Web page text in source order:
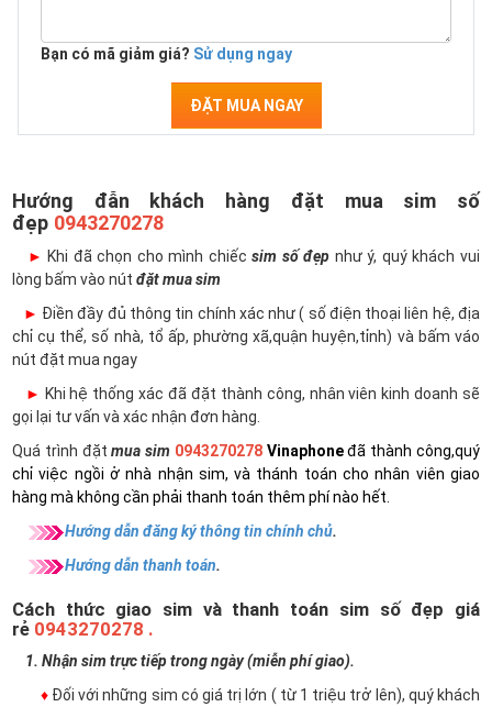
Bạn có mã giảm giá? Sử dụng ngay
ĐẶT MUA NGAY
Hướng đẫn khách hàng đặt mua sim số
đẹp 0943270278
► Khi đã chọn cho mình chiếcsim số đẹp như ý, quý khách vui
lòng bấm vào nút đặt mua sim
► Điền đầy đủ thông tin chính xác như ( số điện thoại liên hệ, địa
chỉ cụ thể, số nhà, tổ ấp, phường xã,quận huyện,tỉnh) và bấm váo
nút đặt mua ngay
► Khi hệ thống xác đã đặt thành công, nhân viên kinh doanh sẽ
gọi lại tư vấn và xác nhận đơn hàng.
Quá trình đặtmua sim 0943270278 Vinaphoneđã thành công,quý
chỉ việc ngồi ở nhà nhận sim, và thánh toán cho nhân viên giao
hàng mà không cần phải thanh toán thêm phí nào hết.
Hướng dẫn đăng ký thông tin chính chủ.
Hướng dẫn thanh toán.
Cách thức giao sim và thanh toán sim số đẹp giá
rẻ 0943270278 .
1. Nhận sim trực tiếp trong ngày (miễn phí giao).
♦ Đối với những sim có giá trị lớn ( từ 1 triệu trở lên), quý khách